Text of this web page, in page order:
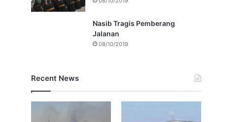
Nasib Tragis Pemberang
Jalanan
08/10/2019
Recent News